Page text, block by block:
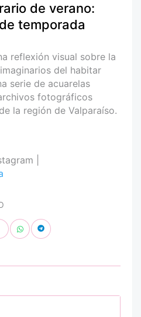
de verano:
temporada
reflexión visual sobre la
del habitar
serie de acuarelas
fotográficos
la región de Valparaíso.
|